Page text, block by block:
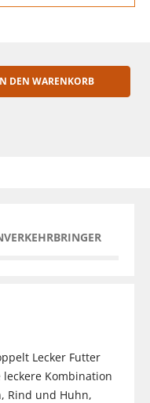
DEN WARENKORB
Lecker Futter
leckere Kombination
Rind und Huhn,